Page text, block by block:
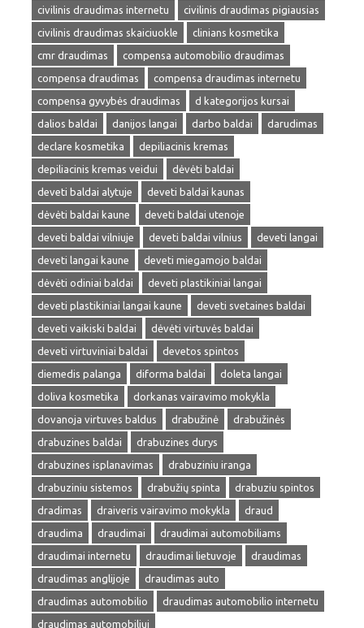
civilinis draudimas internetu
civilinis draudimas pigiausias
civilinis draudimas skaiciuokle
clinians kosmetika
cmr draudimas
compensa automobilio draudimas
compensa draudimas
compensa draudimas internetu
compensa gyvybės draudimas
d kategorijos kursai
dalios baldai
danijos langai darbo baldai
darudimas
declare kosmetika
depiliacinis kremas
depiliacinis kremas veidui
dėvėti baldai
deveti baldai alytuje
deveti baldai kaunas
dėvėti baldai kaune
deveti baldai utenoje
deveti baldai vilniuje
deveti baldai vilnius
deveti langai
deveti langai kaune
deveti miegamojo baldai
dėvėti odiniai baldai
deveti plastikiniai langai
deveti plastikiniai langai kaune
deveti svetaines baldai
deveti vaikiski baldai
dėvėti virtuvės baldai
deveti virtuviniai baldai
devetos spintos
diemedis palanga
diforma baldai
doleta langai
doliva kosmetika
dorkanas vairavimo mokykla
dovanoja virtuves baldus
drabužinė
drabužinės
drabuzines baldai
drabuzines durys
drabuzines isplanavimas
drabuziniu iranga
drabuziniu sistemos
drabužių spinta
drabuziu spintos
dradimas
draiveris vairavimo mokykla
draud
draudima
draudimai
draudimai automobiliams
draudimai internetu
draudimai lietuvoje
draudimas
draudimas anglijoje
draudimas auto
draudimas automobilio
draudimas automobilio internetu
draudimas automobiliui